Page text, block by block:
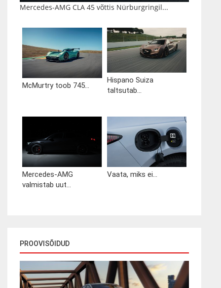
Mercedes-AMG CLA 45 võttis Nürburgringil...
McMurtry toob 745...
Hispano Suiza
taltsutab...
Mercedes-AMG
valmistab uut...
Vaata, miks ei...
PROOVISÕIDUD